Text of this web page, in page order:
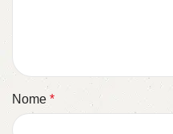
Nome *